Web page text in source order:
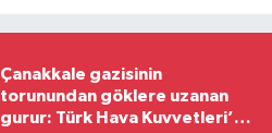
Çanakkale gazisinin
torunundan göklere uzanan
gurur: Türk Hava Kuvvetleri’nin